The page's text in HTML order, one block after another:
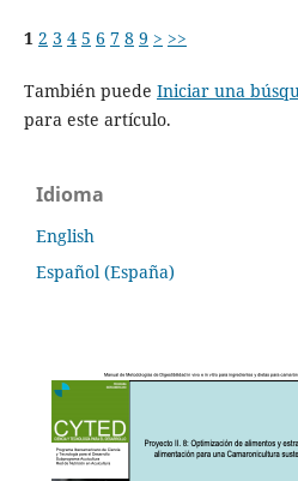
1 2 3 4 5 6 7 8 9 > >>
También puede Iniciar una
para este artículo.
Idioma
English
Español (España)